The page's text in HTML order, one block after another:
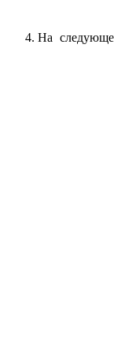
На